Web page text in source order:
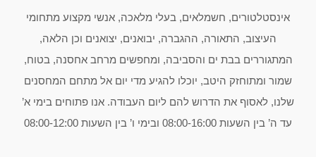
אינסטלטורים, חשמלאים, בעלי מלאכה, אנשי מקצוע מתחומי
העיצוב, התאורה, ההגברה, יבואנים, יצואנים וכן הלאה,
המתגוררים בבת ים והסביבה, ומחפשים מרחב אחסנה, בטוח,
שמור ומתוחזק היטב, יוכלו להגיע מדי יום אל מתחם המחסנים
שלנו, לאסוף את הדרוש להם ליום העבודה. אנו פתוחים בימי א’
עד ה’ בין השעות 08:00-16:00 ובימי ו’ בין השעות 08:00-12:00